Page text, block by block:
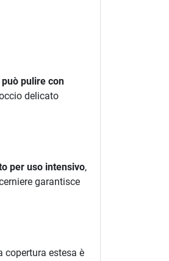
pulire con
delicato
per uso intensivo,
garantisce
copertura estesa è